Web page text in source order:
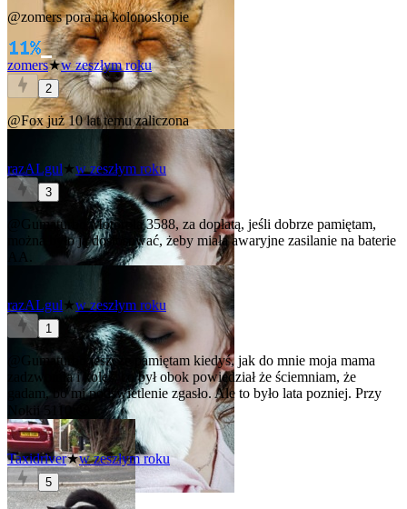
@zomerspora na kolonoskopie
zomers★w zeszłym roku
2
@Foxjuż 10 lat temu zaliczona
razALgul★w zeszłym roku
3
@Gumaturbo
Motorola 3588, za dopłatą, jeśli dobrze pamiętam,
można było ją dostosować, żeby miała awaryjne zasilanie na baterie
AA.
razALgul★w zeszłym roku
1
@Gumaturbo
jeszcze pamiętam kiedyś, jak do mnie moja mama
zadzwoniła i koleś, co był obok powiedział że ściemniam, że
gadam, bo mi podświetlenie zgasło. Ale to było lata pozniej. Przy
Taxidriver★w zeszłym roku
5